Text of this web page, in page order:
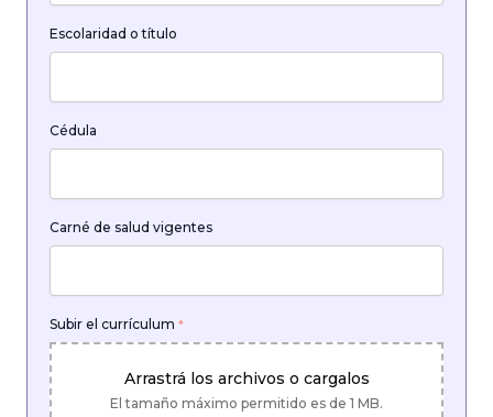
Escolaridad o título
Cédula
Carné de salud vigentes
Subir el currículum *
Arrastrá los archivos o cargalos
El tamaño máximo permitido es de 1 MB.